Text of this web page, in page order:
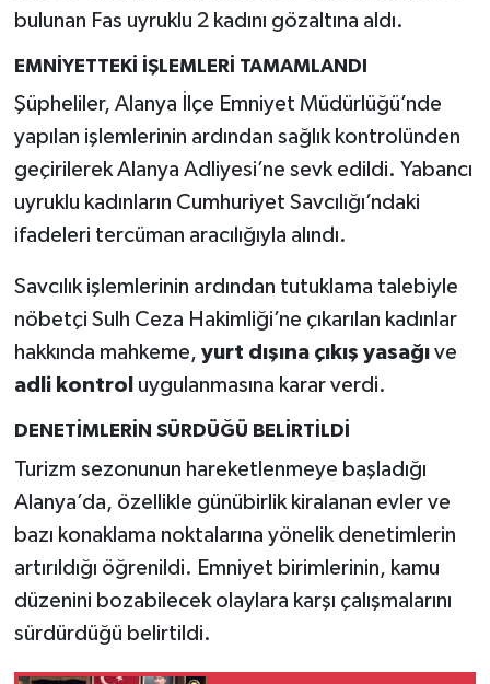
bulunan Fas uyruklu 2 kadını gözaltına aldı.
EMNİYETTEKİ İŞLEMLERİ TAMAMLANDI
Şüpheliler, Alanya İlçe Emniyet Müdürlüğü’nde
yapılan işlemlerinin ardından sağlık kontrolünden
geçirilerek Alanya Adliyesi’ne sevk edildi. Yabancı
uyruklu kadınların Cumhuriyet Savcılığı’ndaki
ifadeleri tercüman aracılığıyla alındı.
Savcılık işlemlerinin ardından tutuklama talebiyle
nöbetçi Sulh Ceza Hakimliği’ne çıkarılan kadınlar
hakkında mahkeme, yurt dışına çıkış yasağıve
adli kontrol uygulanmasına karar verdi.
DENETİMLERİN SÜRDÜĞÜ BELİRTİLDİ
Turizm sezonunun hareketlenmeye başladığı
Alanya’da, özellikle günübirlik kiralanan evler ve
bazı konaklama noktalarına yönelik denetimlerin
artırıldığı öğrenildi. Emniyet birimlerinin, kamu
düzenini bozabilecek olaylara karşı çalışmalarını
sürdürdüğü belirtildi.